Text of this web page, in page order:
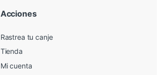
Acciones
Rastrea tu canje
Tienda
Mi cuenta